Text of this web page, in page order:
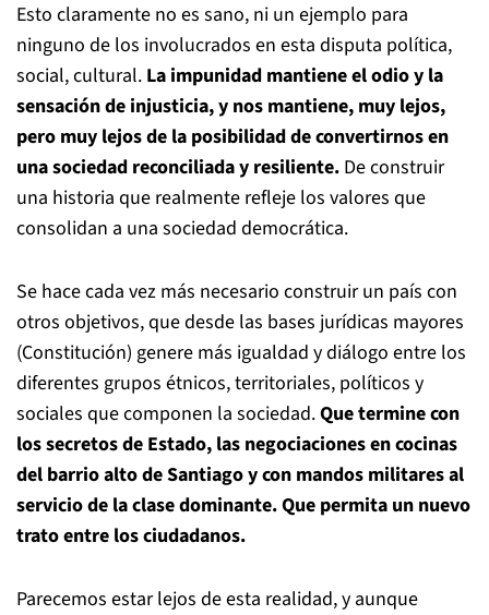
Esto claramente no es sano, ni un ejemplo para
ninguno de los involucrados en esta disputa política,
social, cultural. La impunidad mantiene el odio y la
sensación de injusticia, y nos mantiene, muy lejos,
pero muy lejos de la posibilidad de convertirnos en
una sociedad reconciliada y resiliente. De construir
una historia que realmente refleje los valores que
consolidan a una sociedad democrática.
Se hace cada vez más necesario construir un país con
otros objetivos, que desde las bases jurídicas mayores
(Constitución) genere más igualdad y diálogo entre los
diferentes grupos étnicos, territoriales, políticos y
sociales que componen la sociedad.Que termine con
los secretos de Estado, las negociaciones en cocinas
del barrio alto de Santiago y con mandos militares al
servicio de la clase dominante. Que permita un nuevo
trato entre los ciudadanos.
Parecemos estar lejos de esta realidad, y aunque